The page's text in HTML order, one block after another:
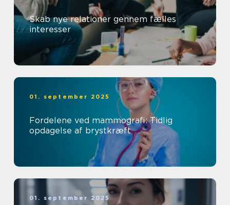
Skab nye relationer gennem fælles
interesser
01. september 2025
Fordelene ved mammografi: Tidlig
opdagelse af brystkræft
01. september 2025